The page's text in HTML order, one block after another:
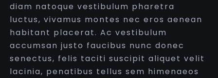
diam natoque vestibulum pharetra
luctus, vivamus montes nec eros aenean
habitant placerat. Ac vestibulum
accumsan justo faucibus nunc donec
senectus, felis taciti suscipit aliquet velit
lacinia, penatibus tellus sem himenaeos